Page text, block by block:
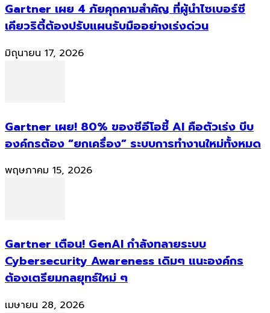
Gartner เผย 4 ภัยคุกคามสำคัญ ที่ผู้นำไซเบอร์ซี
เคียวริตี้ต้องปรับแผนรับมืออย่างเร่งด่วน
มิถุนายน 17, 2026
Gartner เผย! 80% ของซีอีโอชี้ AI คือตัวเร่ง บีบ
องค์กรต้อง “ยกเครื่อง” ระบบการทำงานใหม่ทั้งหมด
พฤษภาคม 15, 2026
Gartner เตือน! GenAI กำลังทลายระบบ
Cybersecurity Awareness เดิมๆ แนะองค์กร
ต้องเตรียมกลยุทธ์ใหม่ ๆ
เมษายน 28, 2026